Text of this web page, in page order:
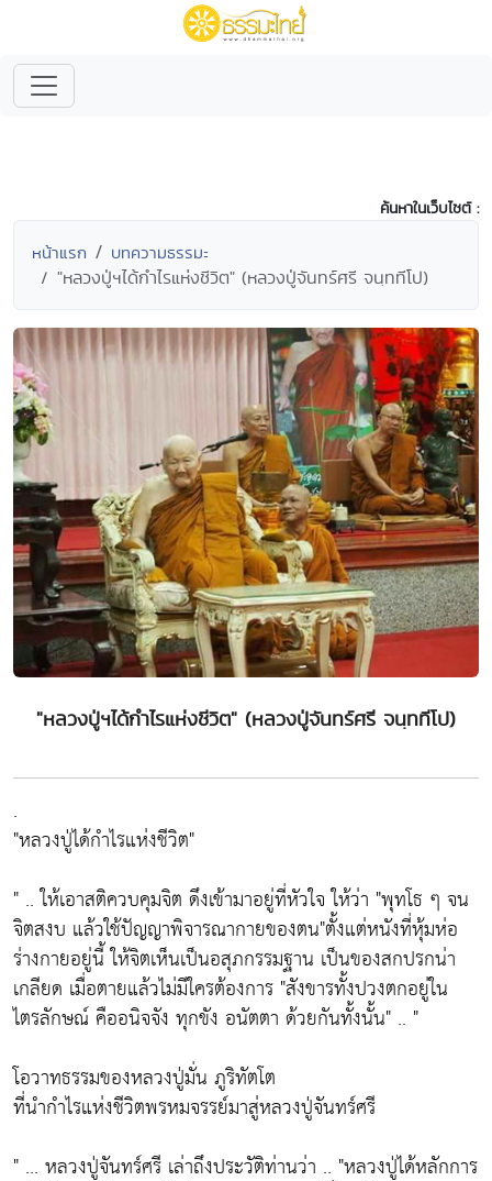
ค้นหาในเว็บไซต์ :
หน้าแรก บทความธรรมะ
"หลวงปู่ฯได้กำไรแห่งชีวิต" (หลวงปู่จันทร์ศรี จนฺททีโป)
"หลวงปู่ฯได้กำไรแห่งชีวิต" (หลวงปู่จันทร์ศรี จนฺททีโป)
.
"หลวงปู่ได้กำไรแห่งชีวิต"
" .. ให้เอาสติควบคุมจิต ดึงเข้ามาอยู่ที่หัวใจ ให้ว่า "พุทโธ ๆ จน
จิตสงบ แล้วใช้ปัญญาพิจารณากายของตน"ตั้งแต่หนังที่หุ้มห่อ
ร่างกายอยู่นี้ ให้จิตเห็นเป็นอสุภกรรมฐาน เป็นของสกปรกน่า
เกลียด เมื่อตายแล้วไม่มีใครต้องการ "สังขารทั้งปวงตกอยู่ใน
ไตรลักษณ์ คืออนิจจัง ทุกขัง อนัตตา ด้วยกันทั้งนั้น" .. "
โอวาทธรรมของหลวงปู่มั่น ภูริทัตโต
ที่นำกำไรแห่งชีวิตพรหมจรรย์มาสู่หลวงปู่จันทร์ศรี
" ... หลวงปู่จันทร์ศรี เล่าถึงประวัติท่านว่า .. "หลวงปู่ได้หลักการ